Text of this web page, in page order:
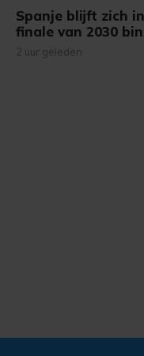
Spanje blijft zich
finale van 2030
2 uur geleden